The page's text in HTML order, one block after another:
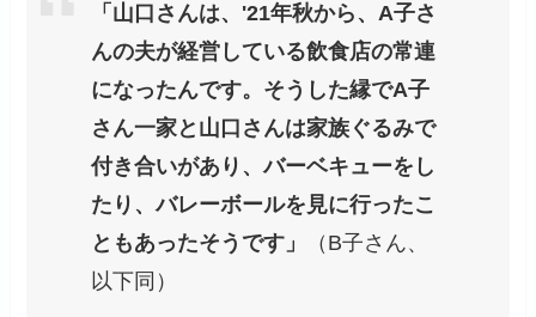
「山口さんは、'21年秋から、A子さ
んの夫が経営している飲食店の常連
になったんです。そうした縁でA子
さん一家と山口さんは家族ぐるみで
付き合いがあり、バーベキューをし
たり、バレーボールを見に行ったこ
ともあったそうです」
（B子さん、
以下同）